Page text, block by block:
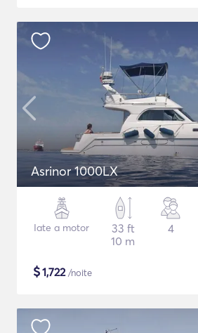
Asrinor 1000LX
Iate a motor
33 ft
10 m
4
$1,722/noite